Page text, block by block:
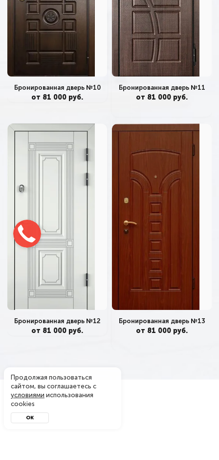
Бронированная дверь №10
от 81 000 руб.
Бронированная дверь №11
от 81 000 руб.
Бронированная дверь №12
от 81 000 руб.
Бронированная дверь №13
от 81 000 руб.
Продолжая пользоваться
сайтом, вы соглашаетесь с
условиями использования
cookies
ОК